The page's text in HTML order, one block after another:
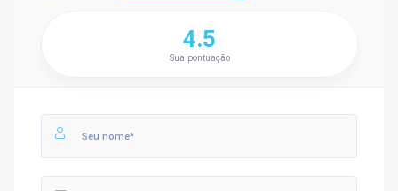
4.5
Sua pontuação